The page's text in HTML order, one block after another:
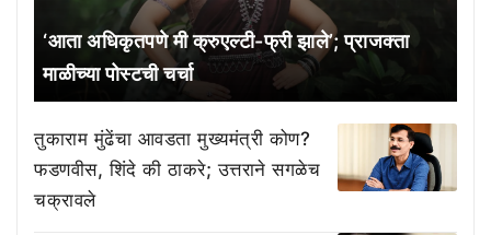
‘आता अधिकृतपणे मी क्रुएल्टी-फ्री झाले’; प्राजक्ता
माळीच्या पोस्टची चर्चा
तुकाराम मुंढेंचा आवडता मुख्यमंत्री कोण?
फडणवीस, शिंदे की ठाकरे; उत्तराने सगळेच
चक्रावले